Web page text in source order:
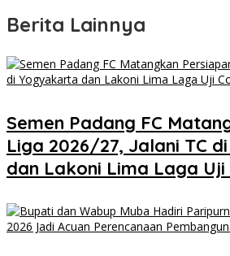
Berita Lainnya
Semen Padang FC
Liga 2026/27, Jalani TC
dan Lakoni Lima Laga Uji